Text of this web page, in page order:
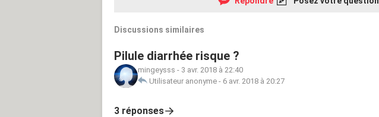
Discussions similaires
Pilule diarrhée risque ?
mingeysss - 3 avr. 2018 à 22:40
Utilisateur anonyme - 6 avr. 2018 à 20:27
3 réponses